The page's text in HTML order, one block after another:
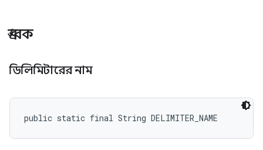
ধ্রুবক
ডিলিমিটারের নাম
public static final String DELIMITER_NAME